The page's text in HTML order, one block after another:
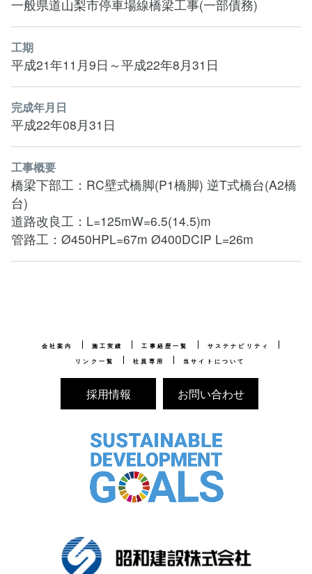
一般県道山梨市停車場線橋梁工事(一部債務)
工期
平成21年11月9日～平成22年8月31日
完成年月日
平成22年08月31日
工事概要
橋梁下部工：RC壁式橋脚(P1橋脚) 逆T式橋台(A2橋
台)
道路改良工：L=125mW=6.5(14.5)m
管路工：Ø450HPL=67m Ø400DCIP L=26m
会社案内 施工実績 工事経歴一覧
サステナビリティ
リンク一覧
社員専用 当サイトについて
採用情報 お問い合わせ